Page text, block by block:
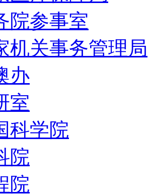
院参事室
机关事务管理局
办
室
科学院
院
院